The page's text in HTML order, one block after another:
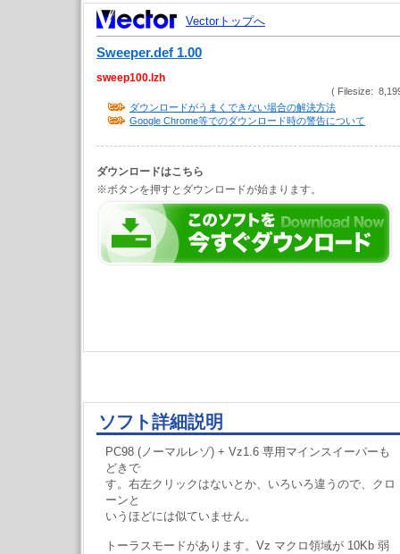
Vectorトップへ
Sweeper.def 1.00
sweep100.lzh
( Filesize:
ダウンロードがうまくできない場合の解決方法
Google Chrome等でのダウンロード時の警告について
ダウンロードはこちら
※ボタンを押すとダウンロードが始まります。
ソフト詳細説明
PC98 (ノーマルレゾ) + Vz1.6 専用マインスイーパーも
どきで
す。右左クリックはないとか、いろいろ違うので、クロ
ーンと
いうほどには似ていません。
トーラスモードがあります。Vz マクロ領域が 10Kb 弱